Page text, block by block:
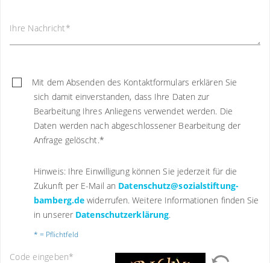
Ihre Nachricht*
Mit dem Absenden des Kontaktformulars erklären Sie
sich damit einverstanden, dass Ihre Daten zur
Bearbeitung Ihres Anliegens verwendet werden. Die
Daten werden nach abgeschlossener Bearbeitung der
Anfrage gelöscht.*
Hinweis: Ihre Einwilligung können Sie jederzeit für die
Zukunft per E-Mail an Datenschutz@sozialstiftung-
bamberg.de widerrufen. Weitere Informationen finden Sie
in unserer Datenschutzerklärung.
* = Pflichtfeld
Code eingeben*